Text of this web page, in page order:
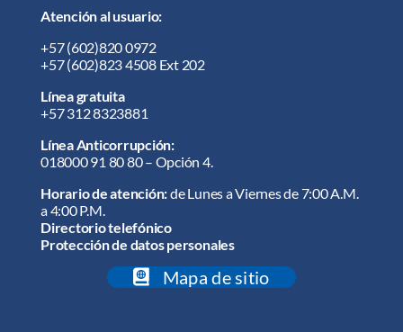
Atención al usuario:
+57(602)820 0972
+57(602)823 4508 Ext 202
Línea gratuita
+57 312 8323881
Línea Anticorrupción:
018000 91 80 80 – Opción 4.
Horario de atención:de Lunes a Viernes de 7:00 A.M.
a 4:00 P.M.
Directorio telefónico
Protección de datos personales
Mapa de sitio